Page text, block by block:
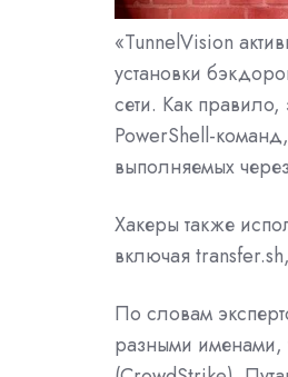
«TunnelVision
установки
сети. Как
PowerShell-
выполняемых
Хакеры также
включая
По словам
разными именами,